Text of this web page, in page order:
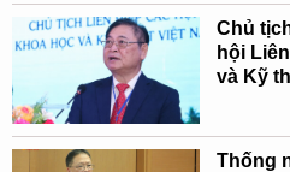
Chủ
hội
và Kỹ
Thống